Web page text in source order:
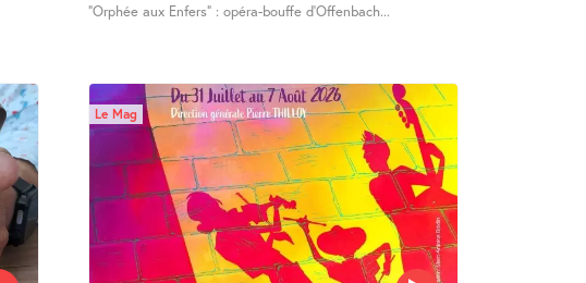
"Orphée aux Enfers" : opéra-bouffe d’Offenbach...
Le Mag